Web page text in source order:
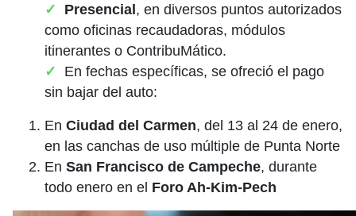
Presencial, en diversos puntos autorizados
como oficinas recaudadoras, módulos
itinerantes o ContribuMático.
En fechas específicas, se ofreció el pago
sin bajar del auto:
En Ciudad del Carmen, del 13 al 24 de enero,
en las canchas de uso múltiple de Punta Norte
En San Francisco de Campeche, durante
todo enero en el Foro Ah-Kim-Pech